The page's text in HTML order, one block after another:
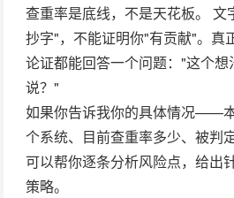
查重率是底线，不是天花板。
文
抄字"，不能证明你"有贡献"。真
论证都能回答一个问题："这个想
说？"
如果你告诉我你的具体情况——
个系统、目前查重率多少、被
可以帮你逐条分析风险点，给出
策略。